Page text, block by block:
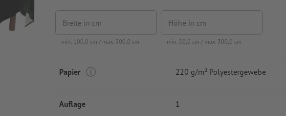
Breite in cm
min. 100,0 cm / max. 500,0 cm
Höhe in cm
min. 50,0 cm / max. 300,0 cm
Papier 220 g/m² Polyestergewebe
Auflage 1